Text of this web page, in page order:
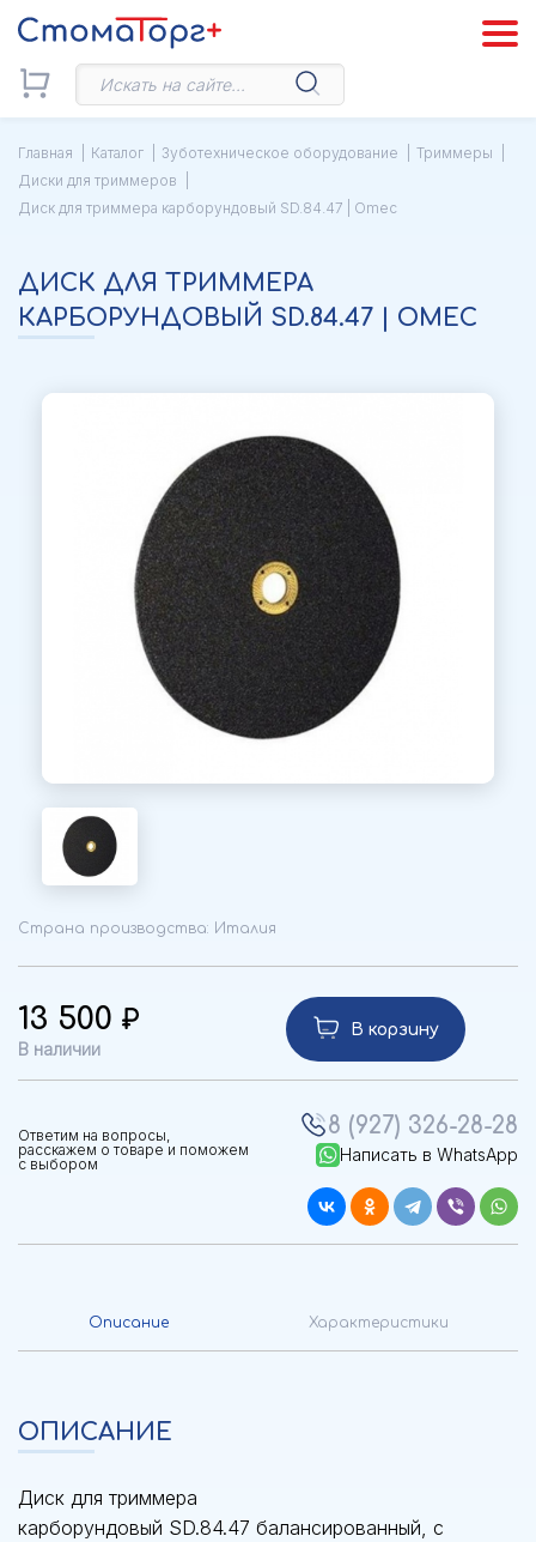
Главная Каталог Зуботехническое оборудование
Триммеры
Диски для триммеров
Диск для триммера карборундовый SD.84.47 | Omec
ДИСК ДЛЯ ТРИММЕРА
КАРБОРУНДОВЫЙ SD.84.47 | OMEC
Страна производства: Италия
13 500
В наличии
В корзину
Ответим на вопросы,
расскажем о товаре и поможем
с выбором
8 (927) 326-28-28
Написать в WhatsApp
Описание Характеристики
ОПИСАНИЕ
Диск для триммера
карборундовый SD.84.47 балансированный, с